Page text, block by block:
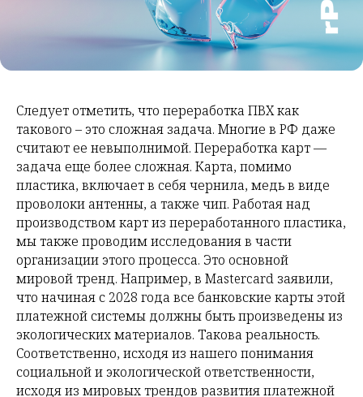
Следует отметить, что переработка ПВХ как
такового – это сложная задача. Многие в РФ даже
считают ее невыполнимой. Переработка карт —
задача еще более сложная. Карта, помимо
пластика, включает в себя чернила, медь в виде
проволоки антенны, а также чип. Работая над
производством карт из переработанного пластика,
мы также проводим исследования в части
организации этого процесса. Это основной
мировой тренд. Например, в Mastercard заявили,
что начиная с 2028 года все банковские карты этой
платежной системы должны быть произведены из
экологических материалов. Такова реальность.
Соответственно, исходя из нашего понимания
социальной и экологической ответственности,
исходя из мировых трендов развития платежной